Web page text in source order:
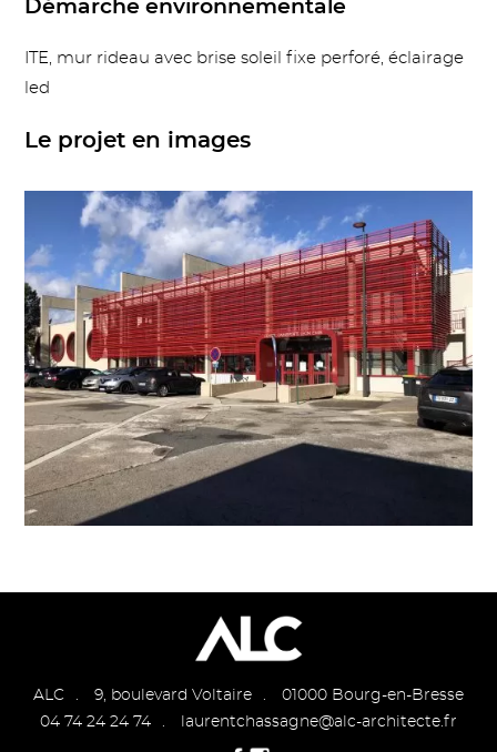
Démarche environnementale
ITE, mur rideau avec brise soleil fixe perforé, éclairage
led
Le projet en images
ALC 9, boulevard Voltaire
01000 Bourg-en-Bresse
04 74 24 24 74
laurentchassagne@alc-architecte.fr